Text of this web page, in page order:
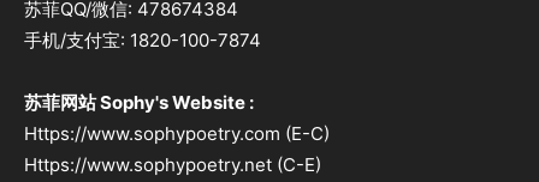
苏菲QQ/微信: 478674384
手机/支付宝: 1820-100-7874
苏菲网站 Sophy's Website :
Https://www.sophypoetry.com (E-C)
Https://www.sophypoetry.net (C-E)